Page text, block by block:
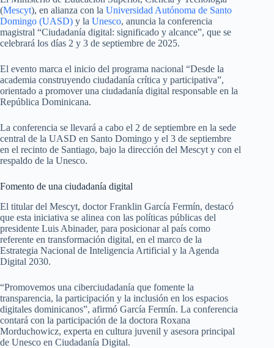
(Mescyt), en alianza con la Universidad Autónoma de Santo
Domingo (UASD) y la Unesco, anuncia la conferencia
magistral “Ciudadanía digital: significado y alcance”, que se
celebrará los días 2 y 3 de septiembre de 2025.
El evento marca el inicio del programa nacional “Desde la
academia construyendo ciudadanía crítica y participativa”,
orientado a promover una ciudadanía digital responsable en la
República Dominicana.
La conferencia se llevará a cabo el 2 de septiembre en la sede
central de la UASD en Santo Domingo y el 3 de septiembre
en el recinto de Santiago, bajo la dirección del Mescyt y con el
respaldo de la Unesco.
Fomento de una ciudadanía digital
El titular del Mescyt, doctor Franklin García Fermín, destacó
que esta iniciativa se alinea con las políticas públicas del
presidente Luis Abinader, para posicionar al país como
referente en transformación digital, en el marco de la
Estrategia Nacional de Inteligencia Artificial y la Agenda
Digital 2030.
“Promovemos una ciberciudadanía que fomente la
transparencia, la participación y la inclusión en los espacios
digitales dominicanos”, afirmó García Fermín. La conferencia
contará con la participación de la doctora Roxana
Morduchowicz, experta en cultura juvenil y asesora principal
de Unesco en Ciudadanía Digital.